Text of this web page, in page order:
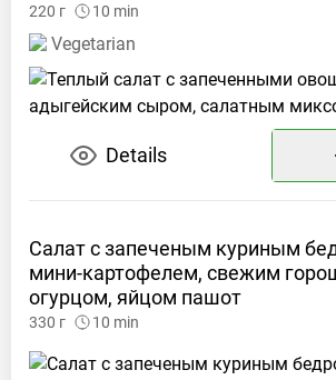
220 г 10 min
Vegetarian
Details
Салат с запеченым куриным
мини-картофелем, свежим
огурцом, яйцом пашот
330 г 10 min